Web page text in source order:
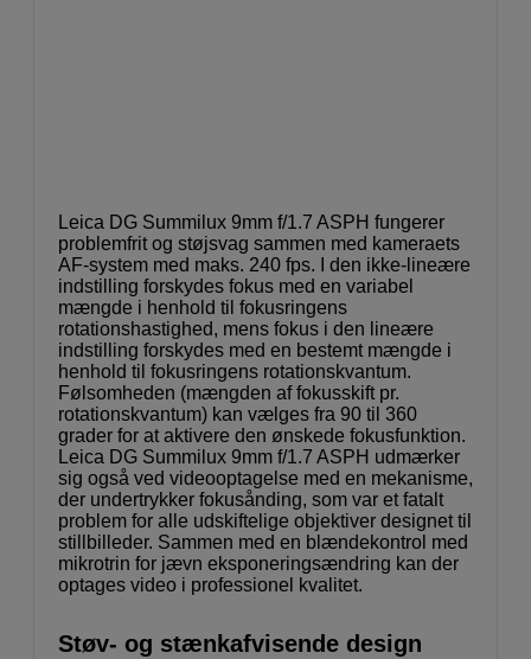
Leica DG Summilux 9mm f/1.7 ASPH fungerer
problemfrit og støjsvag sammen med kameraets
AF-system med maks. 240 fps. I den ikke-lineære
indstilling forskydes fokus med en variabel
mængde i henhold til fokusringens
rotationshastighed, mens fokus i den lineære
indstilling forskydes med en bestemt mængde i
henhold til fokusringens rotationskvantum.
Følsomheden (mængden af fokusskift pr.
rotationskvantum) kan vælges fra 90 til 360
grader for at aktivere den ønskede fokusfunktion.
Leica DG Summilux 9mm f/1.7 ASPH udmærker
sig også ved videooptagelse med en mekanisme,
der undertrykker fokusånding, som var et fatalt
problem for alle udskiftelige objektiver designet til
stillbilleder. Sammen med en blændekontrol med
mikrotrin for jævn eksponeringsændring kan der
optages video i professionel kvalitet.
Støv- og stænkafvisende design